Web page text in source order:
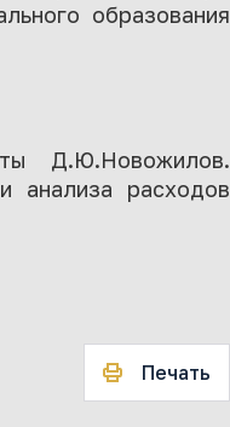
образования
Д.Ю.Новожилов.
анализа расходов
Печать